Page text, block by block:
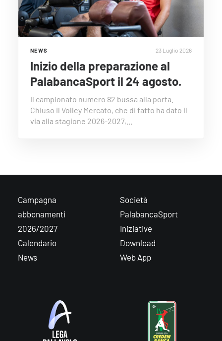
NEWS 23 Luglio 2026
Inizio della preparazione al
PalabancaSport il 24 agosto.
Il campionato numero 82 bussa alla porta.
Chiuso il Volley Mercato, che di fatto ha dato il
via alla stagione 2026-2027,…
Campagna
abbonamenti
2026/2027
Calendario
News
Società
PalabancaSport
Iniziative
Download
Web App